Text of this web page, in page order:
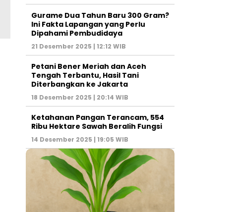
Gurame Dua Tahun Baru 300 Gram?
Ini Fakta Lapangan yang Perlu
Dipahami Pembudidaya
21 Desember 2025 | 12:12 WIB
Petani Bener Meriah dan Aceh
Tengah Terbantu, Hasil Tani
Diterbangkan ke Jakarta
18 Desember 2025 | 20:14 WIB
Ketahanan Pangan Terancam, 554
Ribu Hektare Sawah Beralih Fungsi
14 Desember 2025 | 19:05 WIB